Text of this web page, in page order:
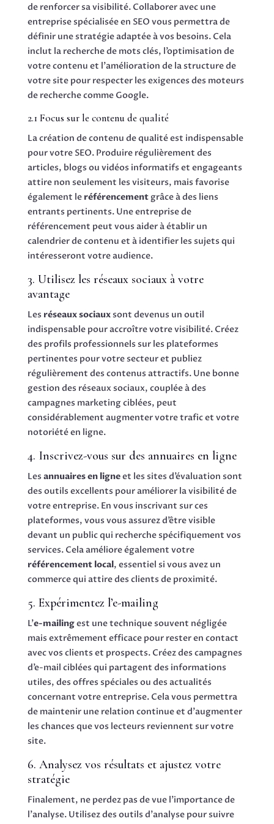
de renforcer sa visibilité. Collaborer avec une
entreprise spécialisée en SEO vous permettra de
définir une stratégie adaptée à vos besoins. Cela
inclut la recherche de mots clés, l’optimisation de
votre contenu et l’amélioration de la structure de
votre site pour respecter les exigences des moteurs
de recherche comme Google.
2.1 Focus sur le contenu de qualité
La création de contenu de qualité est indispensable
pour votre SEO. Produire régulièrement des
articles, blogs ou vidéos informatifs et engageants
attire non seulement les visiteurs, mais favorise
également le référencementgrâce à des liens
entrants pertinents. Une entreprise de
référencement peut vous aider à établir un
calendrier de contenu et à identifier les sujets qui
intéresseront votre audience.
3. Utilisez les réseaux sociaux à votre
avantage
Les réseaux sociauxsont devenus un outil
indispensable pour accroître votre visibilité. Créez
des profils professionnels sur les plateformes
pertinentes pour votre secteur et publiez
régulièrement des contenus attractifs. Une bonne
gestion des réseaux sociaux, couplée à des
campagnes marketing ciblées, peut
considérablement augmenter votre trafic et votre
notoriété en ligne.
4. Inscrivez-vous sur des annuaires en ligne
Les annuaires en ligneet les sites d’évaluation sont
des outils excellents pour améliorer la visibilité de
votre entreprise. En vous inscrivant sur ces
plateformes, vous vous assurez d’être visible
devant un public qui recherche spécifiquement vos
services. Cela améliore également votre
référencement local, essentiel si vous avez un
commerce qui attire des clients de proximité.
5. Expérimentez l’e-mailing
L’e-mailingest une technique souvent négligée
mais extrêmement efficace pour rester en contact
avec vos clients et prospects. Créez des campagnes
d’e-mail ciblées qui partagent des informations
utiles, des offres spéciales ou des actualités
concernant votre entreprise. Cela vous permettra
de maintenir une relation continue et d’augmenter
les chances que vos lecteurs reviennent sur votre
site.
6. Analysez vos résultats et ajustez votre
stratégie
Finalement, ne perdez pas de vue l’importance de
l’analyse. Utilisez des outils d’analyse pour suivre